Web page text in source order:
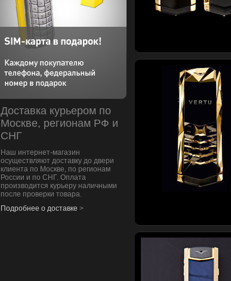
Доставка курьером по
Москве, регионам РФ и
СНГ
Наш интернет-магазин
осуществляют доставку до двери
клиента по Москве, по регионам
России и по СНГ. Оплата
производится курьеру наличными
после проверки товара.
Подробнее о доставке >